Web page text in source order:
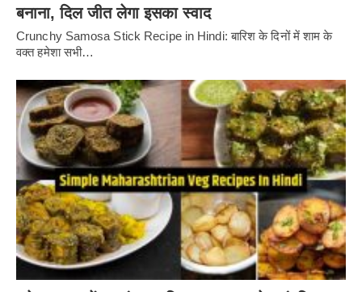
बनाना, दिल जीत लेगा इसका स्वाद
Crunchy Samosa Stick Recipe in Hindi: बारिश के दिनों में शाम के
वक्त हमेशा सभी…